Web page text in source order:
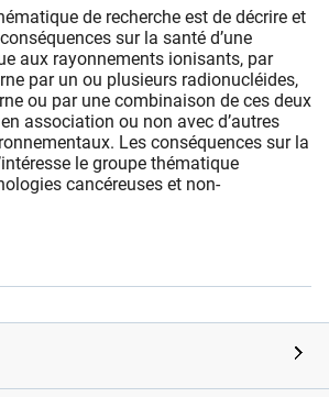
de recherche est de décrire et
sur la santé d’une
aux rayonnements ionisants, par
par un ou plusieurs radionucléides,
ou par une combinaison de ces deux
association ou non avec d’autres
Les conséquences sur la
le groupe thématique
cancéreuses et non-